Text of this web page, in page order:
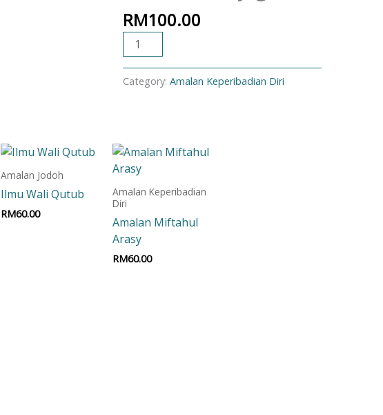
RM100.00
Category:Amalan Keperibadian Diri
Amalan Jodoh
Ilmu Wali Qutub
RM60.00
Amalan Keperibadian
Diri
Amalan Miftahul
Arasy
RM60.00